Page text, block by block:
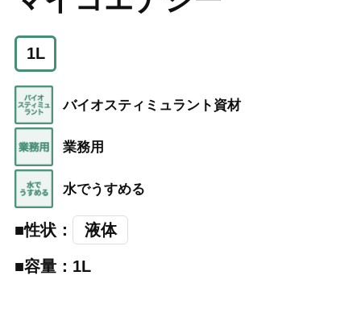
1L
バイオスティミュラント資材
業務用
水でうすめる
■性状： 液体
■容量：1L
液体